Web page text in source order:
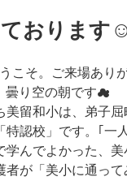
おります☺
こそ。ご来場あり
曇り空の朝です☁
留和小は、弟子
特認校」です。｢一
学んでよかった、
者が「美小に通っ